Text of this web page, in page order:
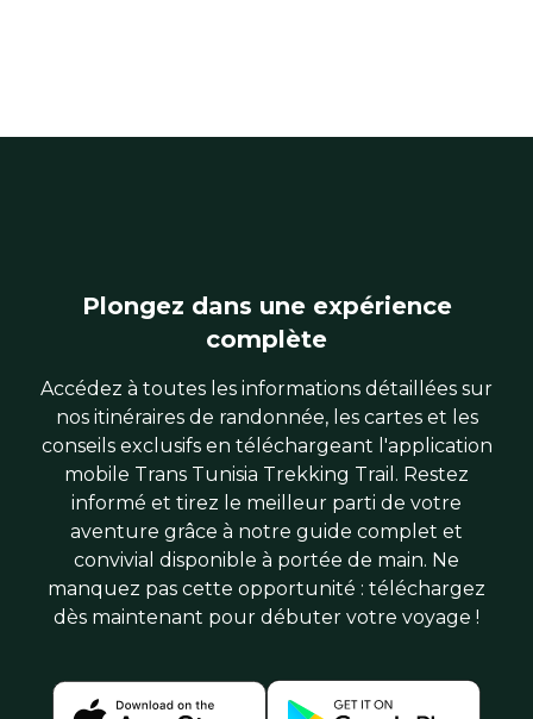
Plongez dans une expérience
complète
Accédez à toutes les informations détaillées sur
nos itinéraires de randonnée, les cartes et les
conseils exclusifs en téléchargeant l'application
mobile Trans Tunisia Trekking Trail. Restez
informé et tirez le meilleur parti de votre
aventure grâce à notre guide complet et
convivial disponible à portée de main. Ne
manquez pas cette opportunité : téléchargez
dès maintenant pour débuter votre voyage !